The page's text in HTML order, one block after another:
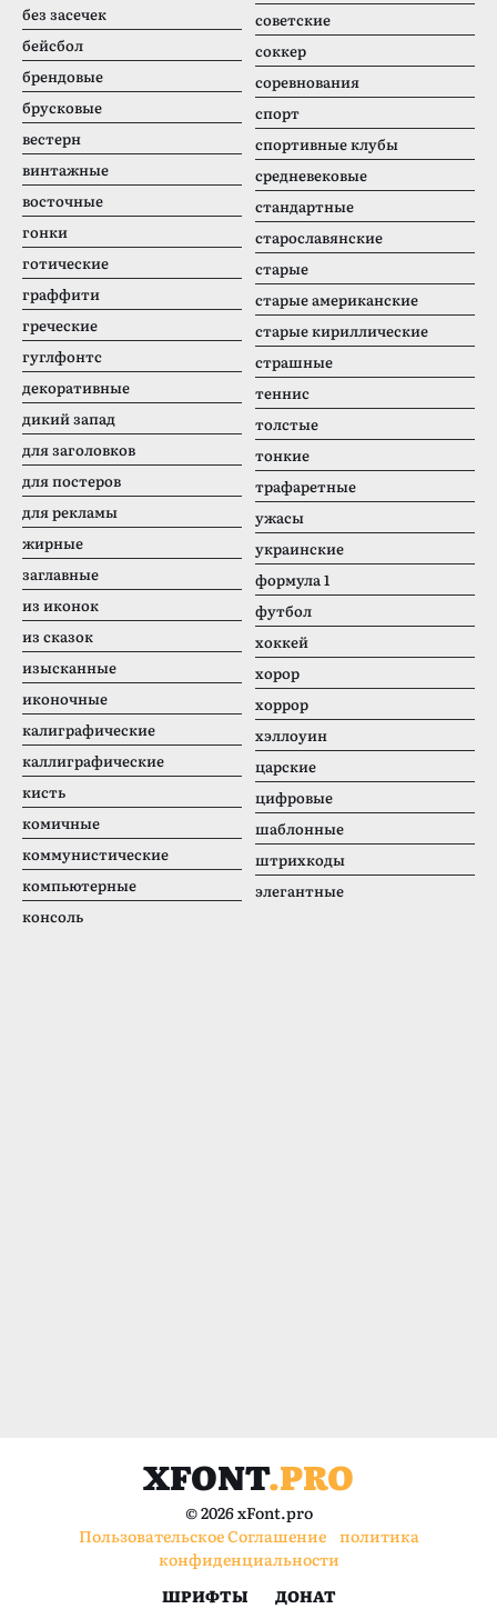
без засечек
бейсбол
брендовые
брусковые
вестерн
винтажные
восточные
гонки
готические
граффити
греческие
гуглфонтс
декоративные
дикий запад
для заголовков
для постеров
для рекламы
жирные
заглавные
из иконок
из сказок
изысканные
иконочные
калиграфические
каллиграфические
кисть
комичные
коммунистические
компьютерные
консоль
советские
соккер
соревнования
спорт
спортивные клубы
средневековые
стандартные
старославянские
старые
старые американские
старые кириллические
страшные
теннис
толстые
тонкие
трафаретные
ужасы
украинские
формула 1
футбол
хоккей
хорор
хоррор
хэллоуин
царские
цифровые
шаблонные
штрихкоды
элегантные
XFONT.PRO
© 2026 xFont.pro
Пользовательское Соглашение
политика
конфиденциальности
ШРИФТЫ
ДОНАТ